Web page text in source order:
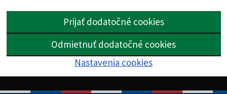
Prijať dodatočné cookies
Odmietnuť dodatočné cookies
Nastavenia cookies